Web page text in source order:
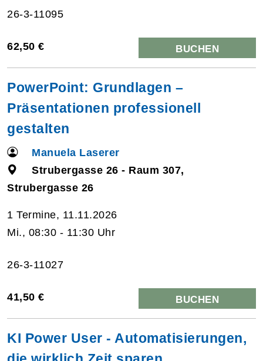
26-3-11095
62,50 € BUCHEN
PowerPoint: Grundlagen –
Präsentationen professionell
gestalten
Manuela Laserer
Strubergasse 26 - Raum 307,
Strubergasse 26
1 Termine, 11.11.2026
Mi., 08:30 - 11:30 Uhr
26-3-11027
41,50 € BUCHEN
KI Power User - Automatisierungen,